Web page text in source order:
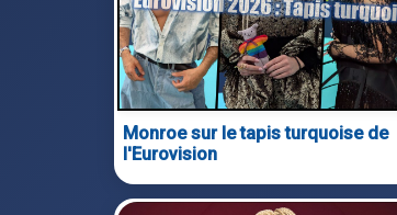
Monroe sur le tapis turquoise de
l'Eurovision